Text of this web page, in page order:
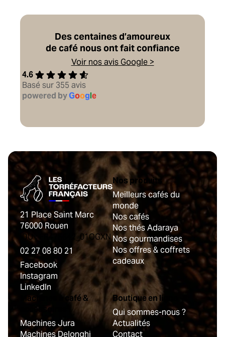
Des centaines d’amoureux
de café nous ont fait confiance
Voir nos avis Google >
4.6
Basé sur 355 avis
powered byGoogle
21 Place Saint Marc
76000 Rouen
IDU : FR475642_01OGXN
02 27 08 80 21
Facebook
Instagram
LinkedIn
Nos produits
Meilleurs cafés du
monde
Nos cafés
Nos thés Adaraya
Nos gourmandises
Nos offres & coffrets
cadeaux
Machines à café &
accessoires
Machines Jura
Machines Delonghi
Boutique en ligne
Qui sommes-nous ?
Actualités
Contact